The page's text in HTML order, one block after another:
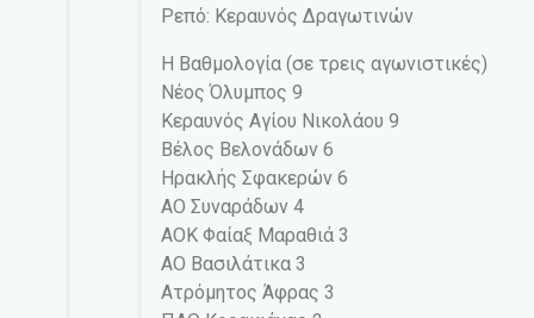
Ρεπό: Κεραυνός Δραγωτινών
Η Βαθμολογία (σε τρεις αγωνιστικές)
Νέος Όλυμπος 9
Κεραυνός Αγίου Νικολάου 9
Βέλος Βελονάδων 6
Ηρακλής Σφακερών 6
ΑΟ Συναράδων 4
ΑΟΚ Φαίαξ Μαραθιά 3
ΑΟ Βασιλάτικα 3
Ατρόμητος Άφρας 3